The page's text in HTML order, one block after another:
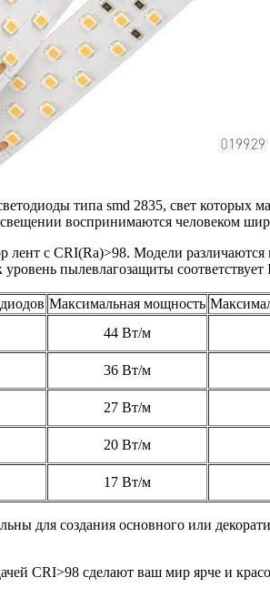
типа smd 2835, свет которых
воспринимаются человеком
с CRI(Ra)>98. Модели
пылевлагозащиты соответствует
Максимальная мощность
44 Вт/м
36 Вт/м
27 Вт/м
20 Вт/м
17 Вт/м
для создания основного или
CRI>98 сделают ваш мир ярче и